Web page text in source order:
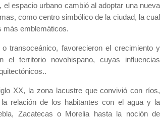
espacio urbano cambió al adoptar una nueva
como centro simbólico de la ciudad, la cual
más emblemáticos.
transoceánico, favorecieron el crecimiento y
el territorio novohispano, cuyas influencias
XX, la zona lacustre que convivió con ríos,
relación de los habitantes con el agua y la
Zacatecas o Morelia hasta la noción de